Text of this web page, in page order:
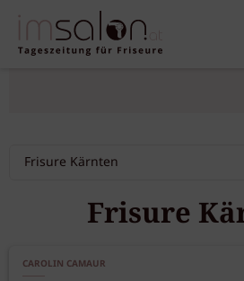
Frisure
CAROLIN CAMAUR